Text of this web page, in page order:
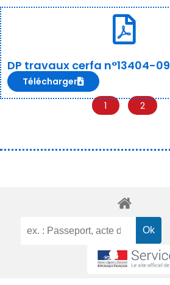
DP travaux cerfa n°13404-09
Télécharger
1 2